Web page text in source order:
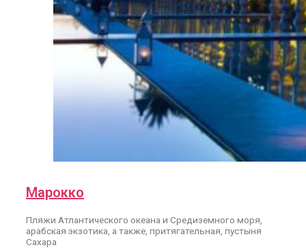
Марокко
Пляжи Атлантического океана и Средиземного моря,
арабская экзотика, а также, притягательная, пустыня
Сахара